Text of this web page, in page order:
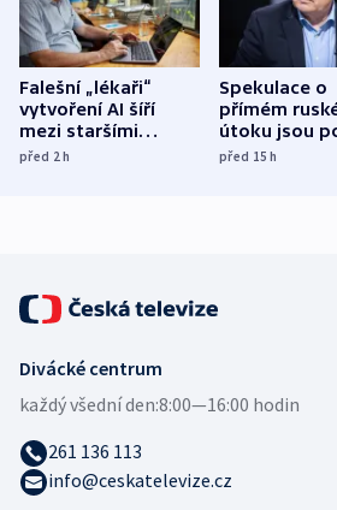
Falešní „lékaři“
vytvoření AI šíří
mezi staršími
Poláky nebezpečné
před 2h
Spekulace o
přímém
útoku jsou
míní estonský
před 15h
Divácké centrum
každý všední den:8:00—16:00 hodin
261 136 113
info@ceskatelevize.cz